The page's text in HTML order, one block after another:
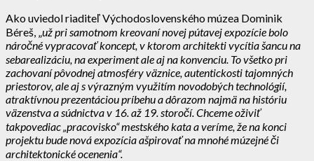
Ako uviedol riaditeľ Východoslovenského múzea Dominik
Béreš, „ už pri samotnom kreovaní novej pútavej expozície bolo
náročné vypracovať koncept, v ktorom architekti vycítia šancu na
sebarealizáciu, na experiment ale aj na konvenciu. To všetko pri
zachovaní pôvodnej atmosféry väznice, autentickosti tajomných
priestorov, ale aj s výrazným využitím novodobých technológií,
atraktívnou prezentáciou príbehu a dôrazom najmä na históriu
väzenstva a súdnictva v 16. až 19. storočí. Chceme oživiť
takpovediac „pracovisko“ mestského kata a veríme, že na konci
projektu bude nová expozícia ašpirovať na mnohé múzejné či
architektonické ocenenia“.